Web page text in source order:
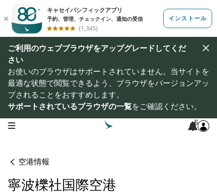
ご利用のウェブブラウザをアップグレードしてくだ
さい
お使いのブラウザはサポートされていません。当サイトを
最適な状態で閲覧できるよう、ブラウザをバージョンアッ
プされることをおすすめします。
サポートされているブラウザの一覧をご確認ください。
open navigation menu 6
空港情報
寧波櫟社国際空港